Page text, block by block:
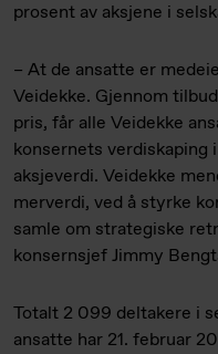
prosent av aksjene i
– At de ansatte er
Veidekke. Gjennom
pris, får alle Veidekke
konsernets
aksjeverdi. Veidekke
merverdi, ved å styrke
samle om strategiske
konsernsjef Jimmy
Totalt 2 099 deltakere i
ansatte har 21. februar